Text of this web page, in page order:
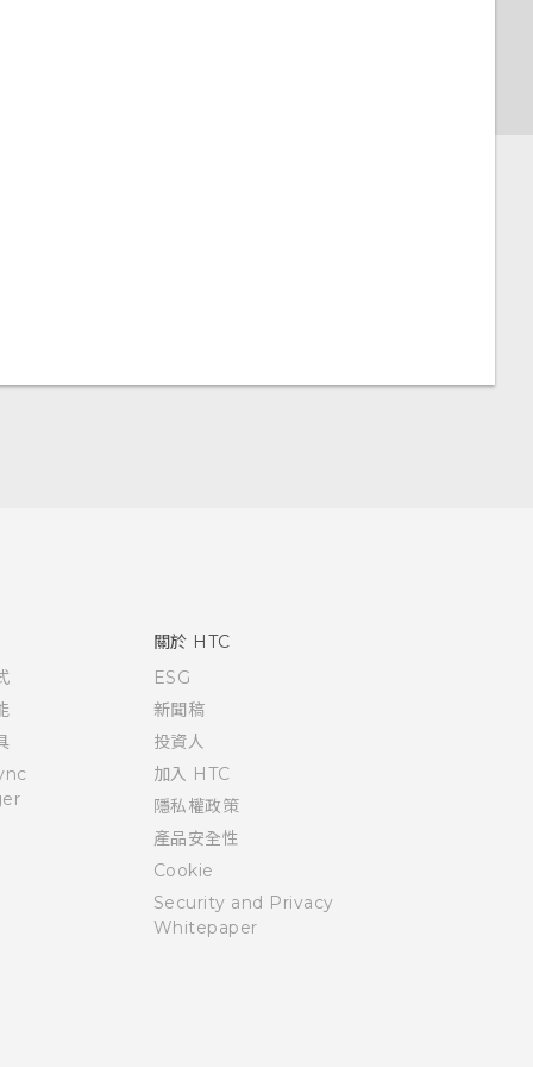
關於 HTC
ESG
新聞稿
投資人
加入 HTC
隱私權政策
產品安全性
Cookie
Security and Privacy
Whitepaper